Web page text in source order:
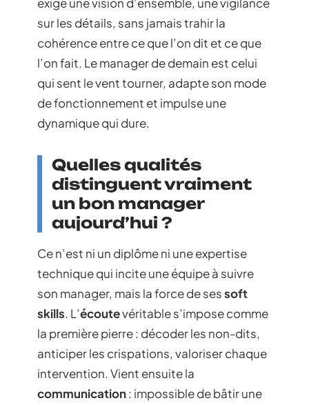
sur les détails, sans jamais trahir la
cohérence entre ce que l’on dit et ce que
l’on fait. Le manager de demain est celui
qui sent le vent tourner, adapte son mode
de fonctionnement et impulse une
dynamique qui dure.
Quelles qualités
distinguent vraiment
un bon manager
aujourd’hui ?
Ce n’est ni un diplôme ni une expertise
technique qui incite une équipe à suivre
son manager, mais la force de sessoft
skills. L’écoutevéritable s’impose comme
la première pierre : décoder les non-dits,
anticiper les crispations, valoriser chaque
intervention. Vient ensuite la
communication: impossible de bâtir une